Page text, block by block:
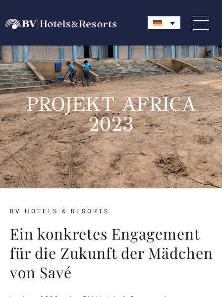
PROJEKT AFRICA
2023
BV HOTELS & RESORTS
Ein konkretes Engagement
für die Zukunft der Mädchen
von Savé